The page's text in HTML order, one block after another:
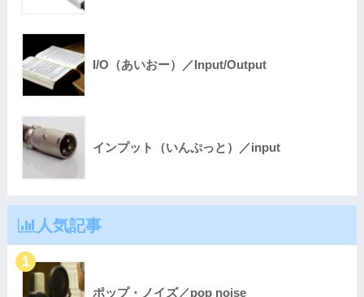
I/O（あいおー）／Input/Output
インプット（いんぷっと）／input
人気記事
ポップ・ノイズ／pop noise